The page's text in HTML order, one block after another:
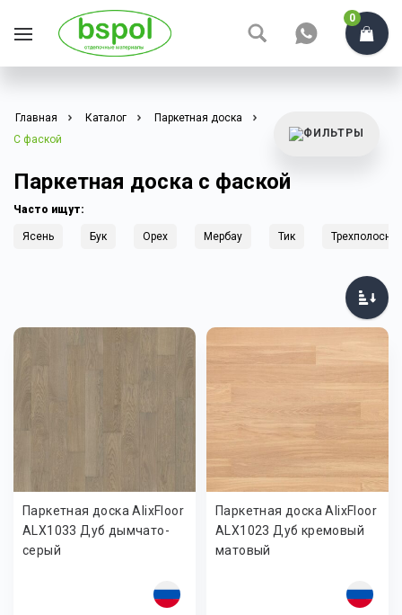
0
Главная Каталог
Паркетная доска
С фаской
Паркетная доска с фаской
Часто ищут:
Ясень Бук Орех Мербау Тик
Паркетная доска AlixFloor
ALX1033 Дуб дымчато-
серый
Паркетная доска AlixFloor
ALX1023 Дуб кремовый
матовый